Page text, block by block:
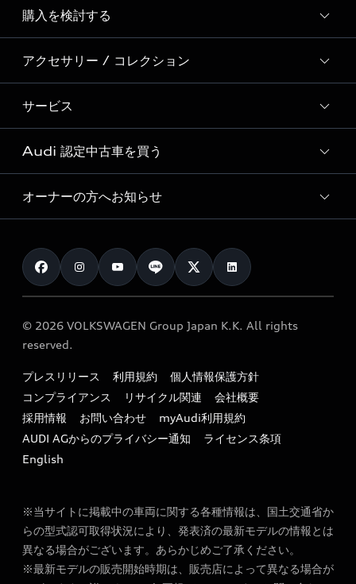
Story of Progress
Audi Sport
Formula 1®
デジタルサービス
ディーラー検索
新車在庫検索
試乗車・展示車検索
見積もり依頼
試乗予約
購入を検討する
モデル一覧
特別仕様モデル / 限定モデル
e-tronラインアップ
価格シミュレーション
車両比較
カタログ一覧
アクセサリー / コレクション
純正アクセサリー
オンラインショップ
Audi collection
アウディナビアプリ
サービス
サービス入庫予約
サービスプログラム
メンテナンス
車検 / 定期点検
e-tronアフターサポート
myAudi
Audi 認定中古車を買う
Audi認定中古車
クオリティ
保証
メンテナンス
ファイナンス
キャンペーン / イベント
買取査定
オーナーの方へお知らせ
お知らせ
オーナー様向けキャンペーン
特定整備適用車一覧
リサイクル法
よくある質問（FAQ）
© 2026 VOLKSWAGEN Group Japan K.K. All rights
reserved.
プレスリリース 利用規約
個人情報保護方針
コンプライアンス
リサイクル関連
会社概要
採用情報
お問い合わせ
myAudi利用規約
AUDI AGからのプライバシー通知
ライセンス条項
English
※当サイトに掲載中の車両に関する各種情報は、国土交通省か
らの型式認可取得状況により、発表済の最新モデルの情報とは
異なる場合がございます。あらかじめご了承ください。
※最新モデルの販売開始時期は、販売店によって異なる場合が